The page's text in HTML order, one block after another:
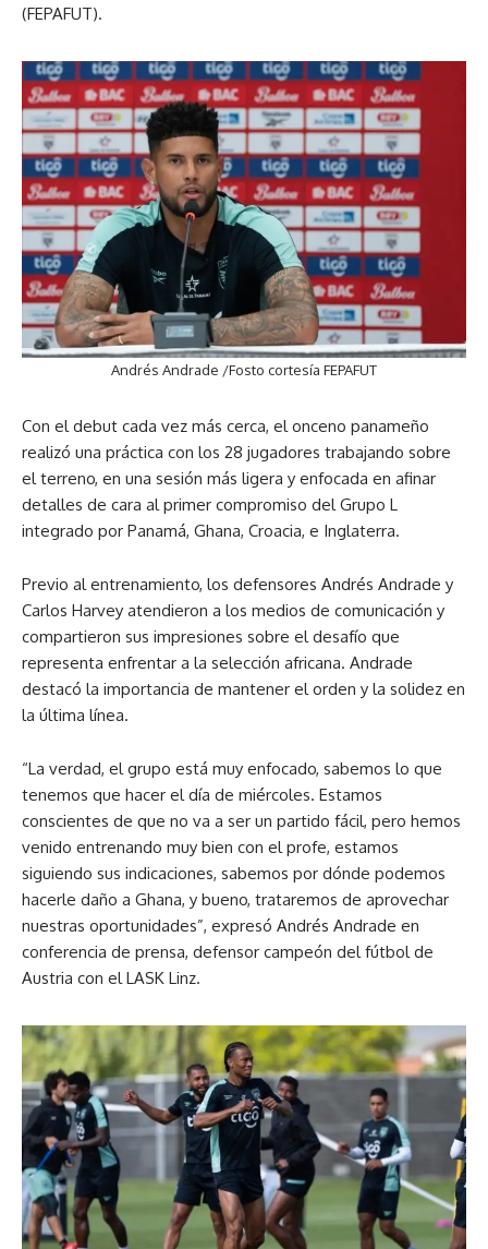
(FEPAFUT).
Andrés Andrade /Fosto cortesía FEPAFUT
Con el debut cada vez más cerca, el onceno panameño
realizó una práctica con los 28 jugadores trabajando sobre
el terreno, en una sesión más ligera y enfocada en afinar
detalles de cara al primer compromiso del Grupo L
integrado por Panamá, Ghana, Croacia, e Inglaterra.
Previo al entrenamiento, los defensores Andrés Andrade y
Carlos Harvey atendieron a los medios de comunicación y
compartieron sus impresiones sobre el desafío que
representa enfrentar a la selección africana. Andrade
destacó la importancia de mantener el orden y la solidez en
la última línea.
“La verdad, el grupo está muy enfocado, sabemos lo que
tenemos que hacer el día de miércoles. Estamos
conscientes de que no va a ser un partido fácil, pero hemos
venido entrenando muy bien con el profe, estamos
siguiendo sus indicaciones, sabemos por dónde podemos
hacerle daño a Ghana, y bueno, trataremos de aprovechar
nuestras oportunidades”, expresó Andrés Andrade en
conferencia de prensa, defensor campeón del fútbol de
Austria con el LASK Linz.